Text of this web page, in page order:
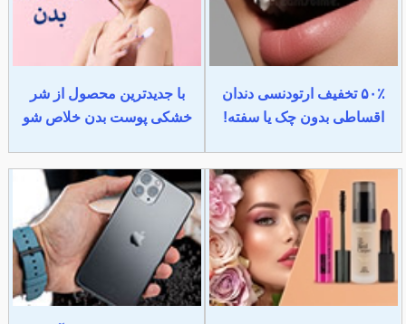
۵۰٪ تخفیف ارتودنسی دندان
اقساطی بدون چک یا سفته!
با جدیدترین محصول از شر
خشکی پوست بدن خلاص شو